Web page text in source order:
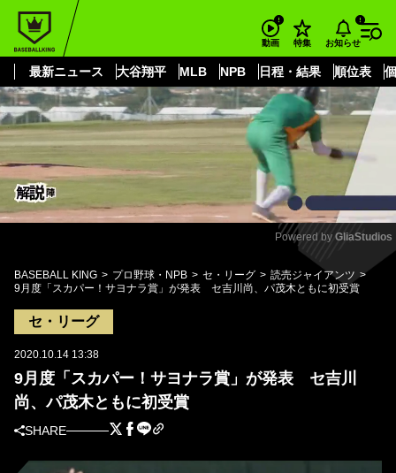
動画 特集 お知らせ
最新ニュース 大谷翔平 MLB NPB 日程・結果 順位表
もっと見る
Mute
Powered by GliaStudios
BASEBALL KING プロ野球・NPB セ・リーグ
読売ジャイアンツ
9月度「スカパー！サヨナラ賞」が発表 セ吉川尚、パ茂木ともに初受賞
セ・リーグ
2020.10.14 13:38
9月度「スカパー！サヨナラ賞」が発表 セ吉川
尚、パ茂木ともに初受賞
SHARE